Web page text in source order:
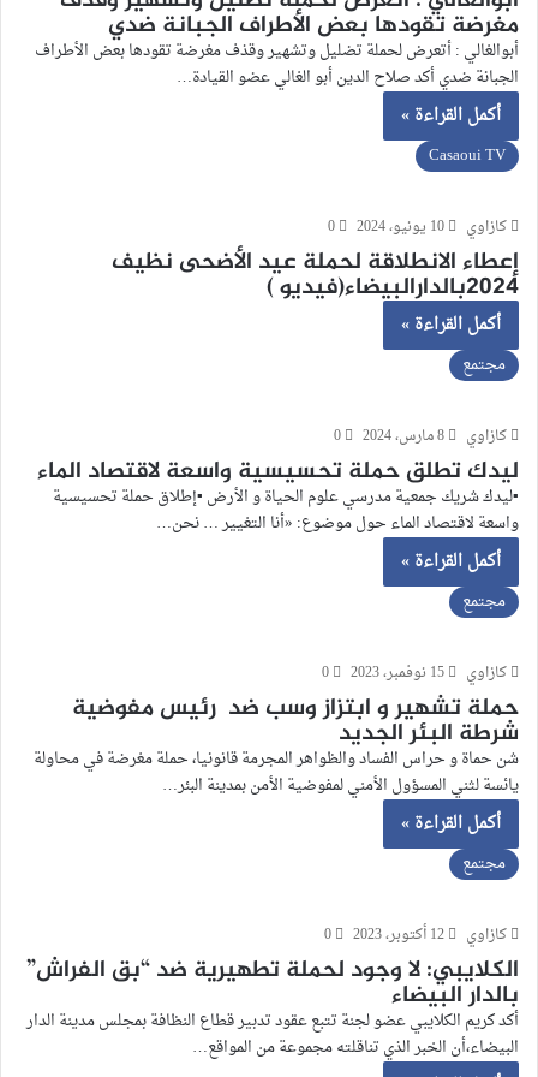
مغرضة تقودها بعض الأطراف الجبانة ضدي
أبوالغالي : أتعرض لحملة تضليل وتشهير وقذف مغرضة تقودها بعض الأطراف
الجبانة ضدي أكد صلاح الدين أبو الغالي عضو القيادة…
أكمل القراءة »
Casaoui TV
كازاوي 10 يونيو، 2024 0
إعطاء الانطلاقة لحملة عيد الأضحى نظيف
2024بالدارالبيضاء(فيديو )
أكمل القراءة »
مجتمع
كازاوي 8 مارس، 2024 0
ليدك تطلق حملة تحسيسية واسعة لاقتصاد الماء
▪︎ليدك شريك جمعية مدرسي علوم الحياة و الأرض ▪︎إطلاق حملة تحسيسية
واسعة لاقتصاد الماء حول موضوع: «أنا التغيير … نحن…
أكمل القراءة »
مجتمع
كازاوي 15 نوفمبر، 2023 0
حملة تشهير و ابتزاز وسب ضد رئيس مفوضية
شرطة البئر الجديد
شن حماة و حراس الفساد والظواهر المجرمة قانونيا، حملة مغرضة في محاولة
يائسة لثني المسؤول الأمني لمفوضية الأمن بمدينة البئر…
أكمل القراءة »
مجتمع
كازاوي 12 أكتوبر، 2023 0
الكلايبي: لا وجود لحملة تطهيرية ضد “بق الفراش”
بالدار البيضاء
أكد كريم الكلايبي عضو لجنة تتبع عقود تدبير قطاع النظافة بمجلس مدينة الدار
البيضاء،أن الخبر الذي تناقلته مجموعة من المواقع…